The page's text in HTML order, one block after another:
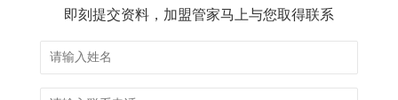
即刻提交资料，加盟管家马上与您取得联系